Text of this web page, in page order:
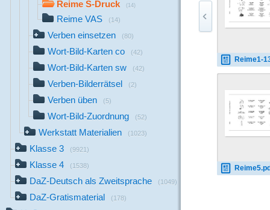
Reime S-Druck (14)
Reime VAS (14)
Verben einsetzen (80)
Wort-Bild-Karten co (42)
Wort-Bild-Karten sw (42)
Verben-Bilderrätsel (2)
Verben üben (5)
Wort-Bild-Zuordnung (52)
Werkstatt Materialien (1023)
Klasse 3 (9921)
Klasse 4 (1538)
DaZ-Deutsch als Zweitsprache (1049)
DaZ-Gratismaterial (178)
Reime1-